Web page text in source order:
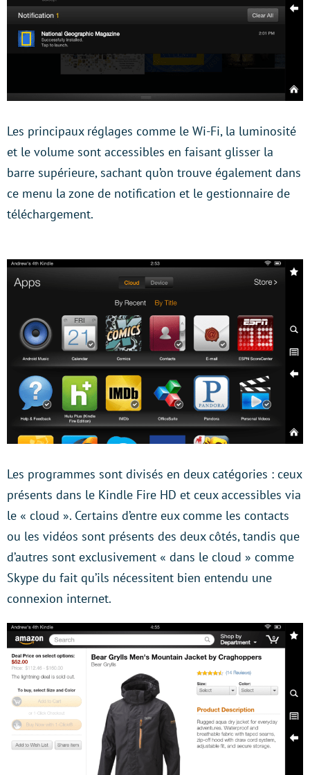
Les principaux réglages comme le Wi-Fi, la luminosité
et le volume sont accessibles en faisant glisser la
barre supérieure, sachant qu’on trouve également dans
ce menu la zone de notification et le gestionnaire de
téléchargement.
Les programmes sont divisés en deux catégories : ceux
présents dans le Kindle Fire HD et ceux accessibles via
le « cloud ». Certains d’entre eux comme les contacts
ou les vidéos sont présents des deux côtés, tandis que
d’autres sont exclusivement « dans le cloud » comme
Skype du fait qu’ils nécessitent bien entendu une
connexion internet.